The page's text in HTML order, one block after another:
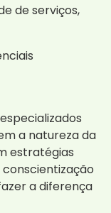
de serviços,
a natureza da
estratégias
a diferença